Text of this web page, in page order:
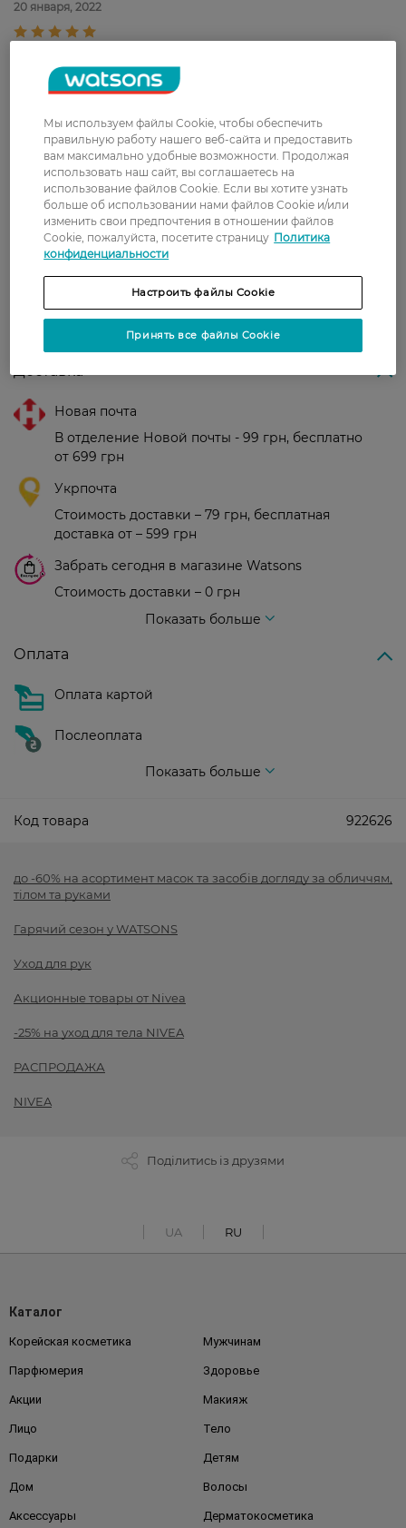
20 января, 2022
Ольга
19 января, 2022
Крем -супер. Отлично увлажняет
кожу рук. Не вызывает
Юлія
16 декабря, 2021
Добре зволожує та живить шкіру!
Гарно впитується!
Христина
1 декабря, 2021
Хороший, класичний крем для рук,
живить добре.
Показати ще
Доставка
Новая почта
В отделение Новой почты - 99 грн, бесплатно
от 699 грн
Укрпочта
Стоимость доставки – 79 грн, бесплатная
доставка от – 599 грн
Забрать сегодня в магазине Watsons
Стоимость доставки – 0 грн
Показать больше
Оплата
Оплата картой
Послеоплата
Показать больше
Код товара 922626
до -60% на асортимент масок та засобів догляду за обличчям,
тілом та руками
Гарячий сезон у WATSONS
Уход для рук
Акционные товары от Nivea
-25% на уход для тела NIVEA
РАСПРОДАЖА
NIVEA
Поділитись із друзями
UA RU
Каталог
Корейская косметика Мужчинам
Парфюмерия Здоровье
Акции Макияж
Лицо Тело
Подарки Детям
Дом Волосы
Аксессуары Дерматокосметика
Мы используем файлы Cookie, чтобы обеспечить
правильную работу нашего веб-сайта и предоставить
вам максимально удобные возможности. Продолжая
использовать наш сайт, вы соглашаетесь на
использование файлов Cookie. Если вы хотите узнать
больше об использовании нами файлов Cookie и/или
изменить свои предпочтения в отношении файлов
Cookie, пожалуйста, посетите страницу Политика
конфиденциальности
Настроить файлы Cookie
Принять все файлы Cookie